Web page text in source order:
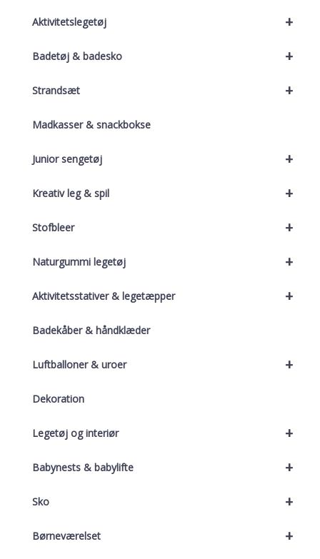
+
Aktivitetslegetøj
+
Badetøj & badesko
+
Strandsæt
Madkasser & snackbokse
+
Junior sengetøj
+
Kreativ leg & spil
+
Stofbleer
+
Naturgummi legetøj
+
Aktivitetsstativer & legetæpper
Badekåber & håndklæder
+
Luftballoner & uroer
Dekoration
+
Legetøj og interiør
+
Babynests & babylifte
+
Sko
+
Børneværelset